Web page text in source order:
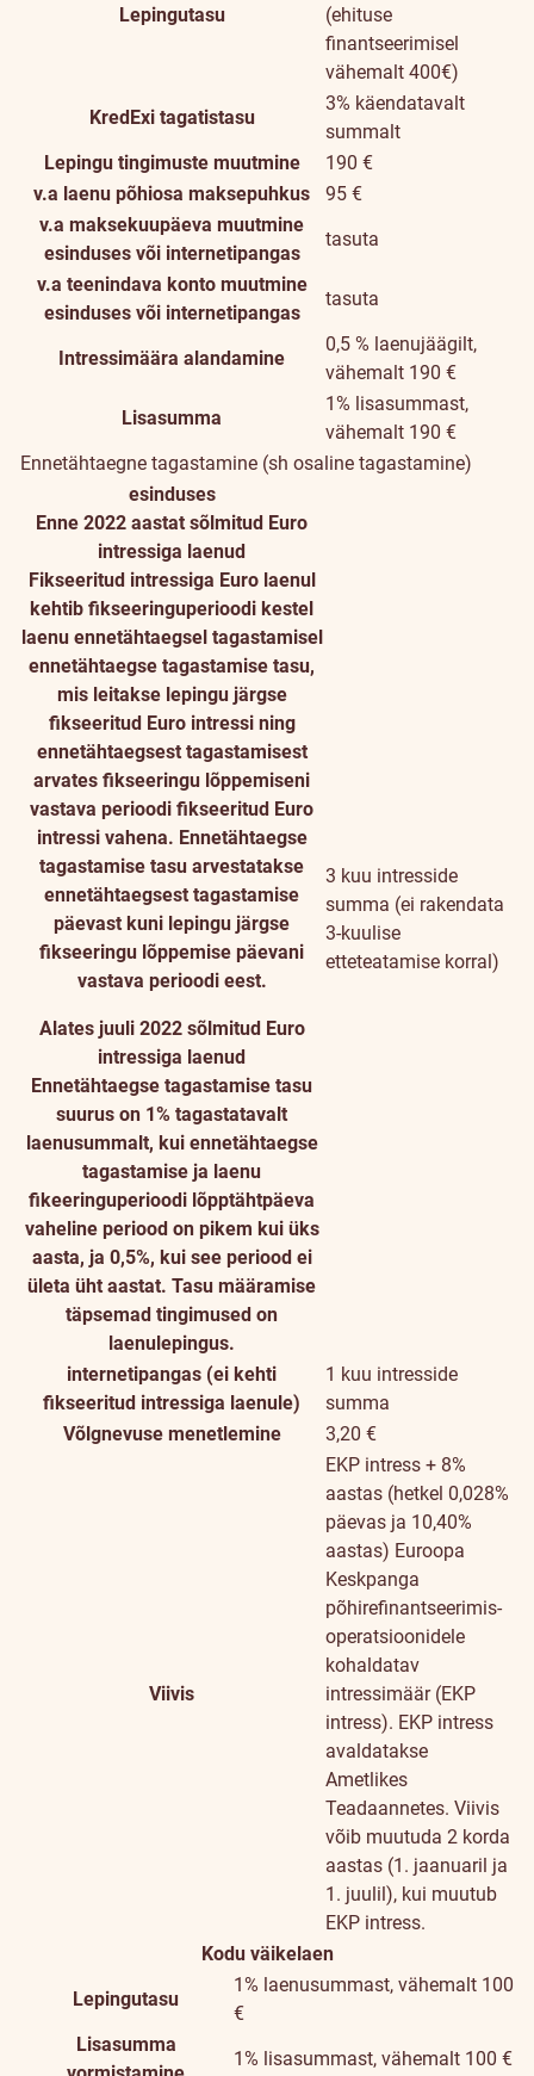
Lepingutasu
(ehituse
finantseerimisel
vähemalt 400€)
KredExi tagatistasu
3% käendatavalt
summalt
Lepingu tingimuste muutmine
190 €
v.a laenu põhiosa maksepuhkus
95 €
v.a maksekuupäeva muutmine
esinduses või internetipangas
tasuta
v.a teenindava konto muutmine
esinduses või internetipangas
tasuta
Intressimäära alandamine
0,5 % laenujäägilt,
vähemalt 190 €
Lisasumma
1% lisasummast,
vähemalt 190 €
Ennetähtaegne tagastamine (sh osaline tagastamine)
esinduses
Enne 2022 aastat sõlmitud Euro
intressiga laenud
Fikseeritud intressiga Euro laenul
kehtib fikseeringuperioodi kestel
laenu ennetähtaegsel tagastamisel
ennetähtaegse tagastamise tasu,
mis leitakse lepingu järgse
fikseeritud Euro intressi ning
ennetähtaegsest tagastamisest
arvates fikseeringu lõppemiseni
vastava perioodi fikseeritud Euro
intressi vahena. Ennetähtaegse
tagastamise tasu arvestatakse
ennetähtaegsest tagastamise
päevast kuni lepingu järgse
fikseeringu lõppemise päevani
vastava perioodi eest.
Alates juuli 2022 sõlmitud Euro
intressiga laenud
Ennetähtaegse tagastamise tasu
suurus on 1% tagastatavalt
laenusummalt, kui ennetähtaegse
tagastamise ja laenu
fikeeringuperioodi lõpptähtpäeva
vaheline periood on pikem kui üks
aasta, ja 0,5%, kui see periood ei
ületa üht aastat. Tasu määramise
täpsemad tingimused on
laenulepingus.
3 kuu intresside
summa (ei rakendata
3-kuulise
etteteatamise korral)
internetipangas (ei kehti
fikseeritud intressiga laenule)
1 kuu intresside
summa
Võlgnevuse menetlemine
3,20 €
Viivis
EKP intress + 8%
aastas (hetkel 0,028%
päevas ja 10,40%
aastas) Euroopa
Keskpanga
põhirefinantseerimis-
operatsioonidele
kohaldatav
intressimäär (EKP
intress). EKP intress
avaldatakse
Ametlikes
Teadaannetes. Viivis
võib muutuda 2 korda
aastas (1. jaanuaril ja
1. juulil), kui muutub
EKP intress.
Kodu väikelaen
Lepingutasu
1% laenusummast, vähemalt 100
€
Lisasumma
1% lisasummast, vähemalt 100 €